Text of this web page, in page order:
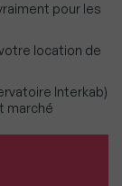
pour les
location de
Interkab)
marché